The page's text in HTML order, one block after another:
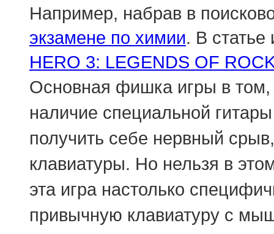
Например, набрав в
экзамене по химии. В
HERO 3: LEGENDS OF
Основная фишка игры в том,
наличие специальной
получить себе нервный
клавиатуры. Но нельзя в
эта игра настолько
привычную клавиатуру с